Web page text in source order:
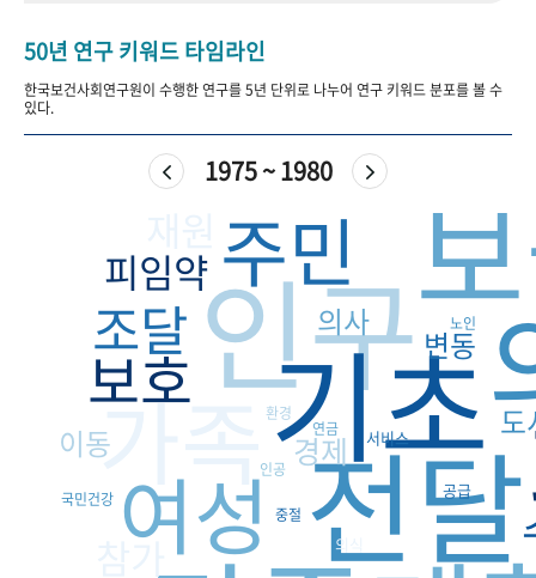
VR 역사관
50년 연구 키워드 타임라인
한국보건사회연구원이 수행한 연구를 5년 단위로 나누어 연구 키워드 분포를 볼 수
있다.
1975 ~ 1980
인구
기초
전달
가족
여성
주민
보호
조달
피임약
경제
변동
이동 도
의사
서비스
공급
의식
연금
노인
국민건강
환경
인공
중절